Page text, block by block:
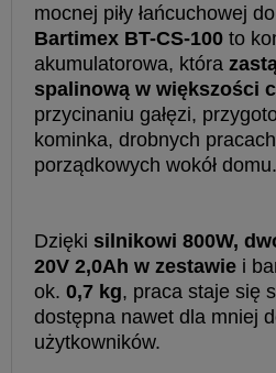
mocnej piły łańcuchowej
Bartimex BT-CS-100 to
akumulatorowa, która
spalinową w większości
przycinaniu gałęzi,
kominka, drobnych
porządkowych wokół domu.
Dzięki silnikowi 800W,
20V 2,0Ah w zestawie i
ok. 0,7 kg, praca staje się
dostępna nawet dla mniej
użytkowników.